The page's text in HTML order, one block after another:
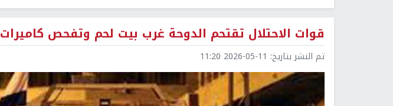
قوات الاحتلال تقتحم الدوحة غرب بيت لحم وتفحص كاميرات
تم النشر بتاريخ: 2026-05-11 11:20